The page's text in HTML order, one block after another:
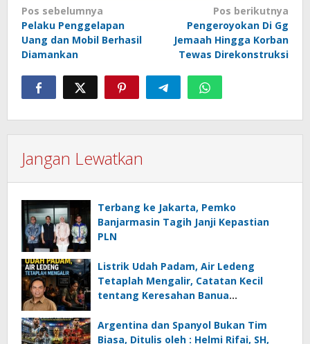
Navigasi
pos
Pos sebelumnya
Pelaku Penggelapan
Uang dan Mobil Berhasil
Diamankan
Pos berikutnya
Pengeroyokan Di Gg
Jemaah Hingga Korban
Tewas Direkonstruksi
Jangan Lewatkan
Terbang ke Jakarta, Pemko
Banjarmasin Tagih Janji Kepastian
PLN
Listrik Udah Padam, Air Ledeng
Tetaplah Mengalir, Catatan Kecil
tentang Keresahan Banua
Ancaman Lingkungan, Oleh : Helmi
Rifai, SH
Argentina dan Spanyol Bukan Tim
Biasa, Ditulis oleh : Helmi Rifai, SH,